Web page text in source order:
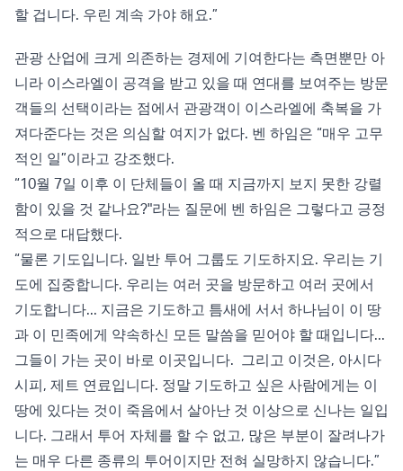
할 겁니다. 우린 계속 가야 해요.”
관광 산업에 크게 의존하는 경제에 기여한다는 측면뿐만 아
니라 이스라엘이 공격을 받고 있을 때 연대를 보여주는 방문
객들의 선택이라는 점에서 관광객이 이스라엘에 축복을 가
져다준다는 것은 의심할 여지가 없다. 벤 하임은 “매우 고무
적인 일”이라고 강조했다.
“10월 7일 이후 이 단체들이 올 때 지금까지 보지 못한 강렬
함이 있을 것 같나요?"라는 질문에 벤 하임은 그렇다고 긍정
적으로 대답했다.
“물론 기도입니다. 일반 투어 그룹도 기도하지요. 우리는 기
도에 집중합니다. 우리는 여러 곳을 방문하고 여러 곳에서
기도합니다... 지금은 기도하고 틈새에 서서 하나님이 이 땅
과 이 민족에게 약속하신 모든 말씀을 믿어야 할 때입니다...
그들이 가는 곳이 바로 이곳입니다. 그리고 이것은, 아시다
시피, 제트 연료입니다. 정말 기도하고 싶은 사람에게는 이
땅에 있다는 것이 죽음에서 살아난 것 이상으로 신나는 일입
니다. 그래서 투어 자체를 할 수 없고, 많은 부분이 잘려나가
는 매우 다른 종류의 투어이지만 전혀 실망하지 않습니다.”